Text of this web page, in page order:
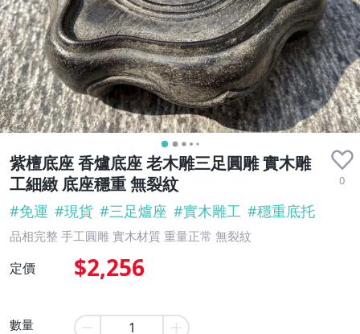
紫檀底座 香爐底座 老木雕三足圓雕 實木雕
工細緻 底座穩重 無裂紋
0
#免運 #現貨 #三足爐座 #實木雕工 #穩重底托
品相完整 手工圓雕 實木材質 重量正常 無裂紋
定價 $2,256
數量